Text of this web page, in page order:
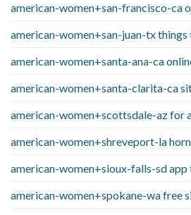
american-women+san-francisco-ca
american-women+san-juan-tx things
american-women+santa-ana-ca
american-women+santa-clarita-ca
american-women+scottsdale-az for
american-women+shreveport-la
american-women+sioux-falls-sd app
american-women+spokane-wa free